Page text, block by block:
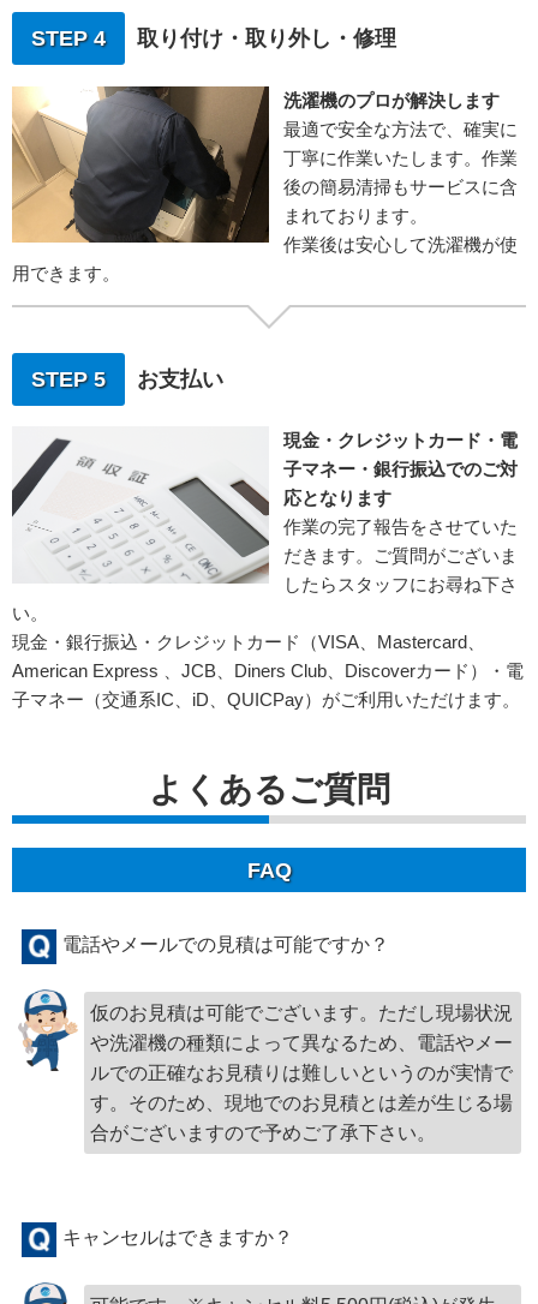
STEP 4 取り付け・取り外し・修理
洗濯機のプロが解決します
最適で安全な方法で、確実に
丁寧に作業いたします。作業
後の簡易清掃もサービスに含
まれております。
作業後は安心して洗濯機が使
用できます。
STEP 5 お支払い
現金・クレジットカード・電
子マネー・銀行振込でのご対
応となります
作業の完了報告をさせていた
だきます。ご質問がございま
したらスタッフにお尋ね下さ
い。
現金・銀行振込・クレジットカード（VISA、Mastercard、
American Express 、JCB、Diners Club、Discoverカード）・電
子マネー（交通系IC、iD、QUICPay）がご利用いただけます。
よくあるご質問
FAQ
電話やメールでの見積は可能ですか？
仮のお見積は可能でございます。ただし現場状況
や洗濯機の種類によって異なるため、電話やメー
ルでの正確なお見積りは難しいというのが実情で
す。そのため、現地でのお見積とは差が生じる場
合がございますので予めご了承下さい。
キャンセルはできますか？